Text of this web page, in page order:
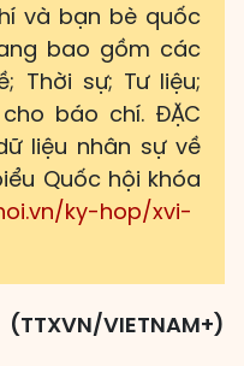
và bạn bè quốc
bao gồm các
Thời sự; Tư liệu;
báo chí. ĐẶC
liệu nhân sự về
Quốc hội khóa
ky-hop/xvi-
(TTXVN/VIETNAM+)